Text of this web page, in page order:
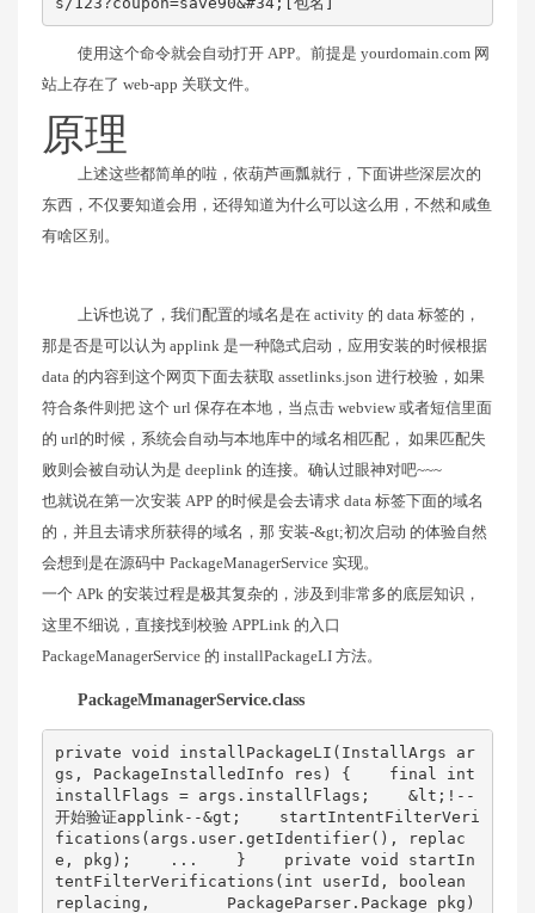
使用这个命令就会自动打开 APP。前提是 yourdomain.com 网
站上存在了 web-app 关联文件。
原理
上述这些都简单的啦，依葫芦画瓢就行，下面讲些深层次的
东西，不仅要知道会用，还得知道为什么可以这么用，不然和咸鱼
有啥区别。
上诉也说了，我们配置的域名是在 activity 的 data 标签的，
那是否是可以认为 applink 是一种隐式启动，应用安装的时候根据
data 的内容到这个网页下面去获取 assetlinks.json 进行校验，如果
符合条件则把 这个 url 保存在本地，当点击 webview 或者短信里面
的 url的时候，系统会自动与本地库中的域名相匹配， 如果匹配失
败则会被自动认为是 deeplink 的连接。确认过眼神对吧~~~
也就说在第一次安装 APP 的时候是会去请求 data 标签下面的域名
的，并且去请求所获得的域名，那 安装-&gt;初次启动 的体验自然
会想到是在源码中 PackageManagerService 实现。
一个 APk 的安装过程是极其复杂的，涉及到非常多的底层知识，
这里不细说，直接找到校验 APPLink 的入口
PackageManagerService 的 installPackageLI 方法。
PackageMmanagerService.class
private void installPackageLI(InstallArgs ar
gs, PackageInstalledInfo res) {    final int
installFlags = args.installFlags;    &lt;!--
开始验证applink--&gt;    startIntentFilterVeri
fications(args.user.getIdentifier(), replac
e, pkg);    ...    }    private void startIn
tentFilterVerifications(int userId, boolean
replacing,        PackageParser.Package pkg)